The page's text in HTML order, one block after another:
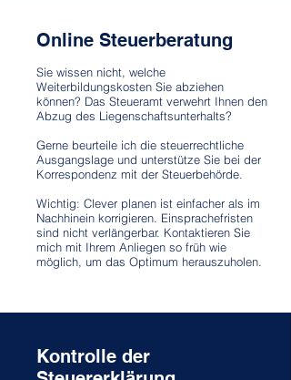
Online Steuerberatung
Sie wissen nicht, welche
Weiterbildungskosten Sie abziehen
können? Das Steueramt verwehrt Ihnen den
Abzug des Liegenschaftsunterhalts?
Gerne beurteile ich die steuerrechtliche
Ausgangslage und unterstütze Sie bei der
Korrespondenz mit der Steuerbehörde.
Wichtig: Clever planen ist einfacher als im
Nachhinein korrigieren. Einsprachefristen
sind nicht verlängerbar. Kontaktieren Sie
mich mit Ihrem Anliegen so früh wie
möglich, um das Optimum herauszuholen.
Kontrolle der